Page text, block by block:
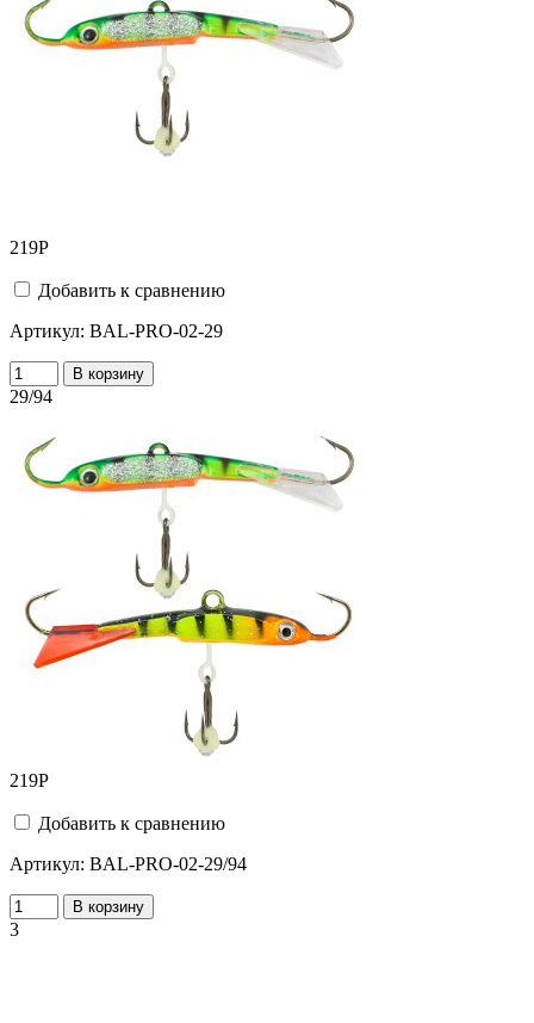
219Р
Добавить к сравнению
Артикул: BAL-PRO-02-29
В корзину
29/94
219Р
Добавить к сравнению
Артикул: BAL-PRO-02-29/94
В корзину
3